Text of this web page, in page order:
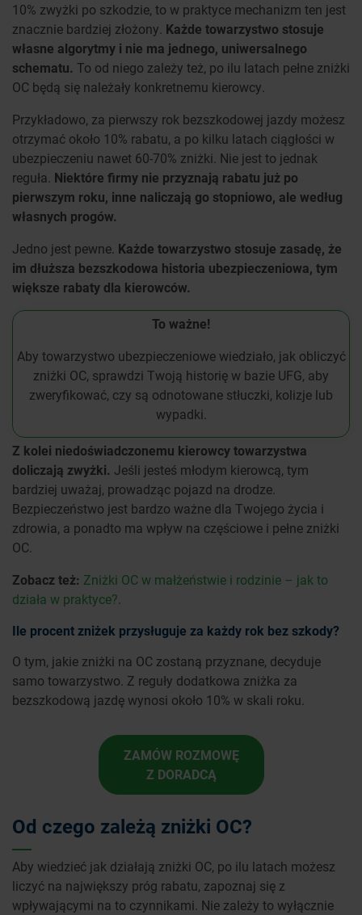
10% zwyżki po szkodzie, to w praktyce mechanizm ten jest
znacznie bardziej złożony. Każde towarzystwo stosuje
własne algorytmy i nie ma jednego, uniwersalnego
schematu. To od niego zależy też, po ilu latach pełne zniżki
OC będą się należały konkretnemu kierowcy.
Przykładowo, za pierwszy rok bezszkodowej jazdy możesz
otrzymać około 10% rabatu, a po kilku latach ciągłości w
ubezpieczeniu nawet 60-70% zniżki. Nie jest to jednak
reguła. Niektóre firmy nie przyznają rabatu już po
pierwszym roku, inne naliczają go stopniowo, ale według
własnych progów.
Jedno jest pewne. Każde towarzystwo stosuje zasadę, że
im dłuższa bezszkodowa historia ubezpieczeniowa, tym
większe rabaty dla kierowców.
To ważne!
Aby towarzystwo ubezpieczeniowe wiedziało, jak obliczyć
zniżki OC, sprawdzi Twoją historię w bazie UFG, aby
zweryfikować, czy są odnotowane stłuczki, kolizje lub
wypadki.
Z kolei niedoświadczonemu kierowcy towarzystwa
doliczają zwyżki. Jeśli jesteś młodym kierowcą, tym
bardziej uważaj, prowadząc pojazd na drodze.
Bezpieczeństwo jest bardzo ważne dla Twojego życia i
zdrowia, a ponadto ma wpływ na częściowe i pełne zniżki
OC.
Zobacz też: Zniżki OC w małżeństwie i rodzinie – jak to
działa w praktyce?.
Ile procent zniżek przysługuje za każdy rok bez szkody?
O tym, jakie zniżki na OC zostaną przyznane, decyduje
samo towarzystwo. Z reguły dodatkowa zniżka za
bezszkodową jazdę wynosi około 10% w skali roku.
ZAMÓW ROZMOWĘ
Z DORADCĄ
Od czego zależą zniżki OC?
Aby wiedzieć jak działają zniżki OC, po ilu latach możesz
liczyć na największy próg rabatu, zapoznaj się z
wpływającymi na to czynnikami. Nie zależy to wyłącznie